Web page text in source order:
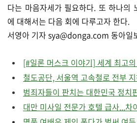
다는 마음자세가 필요하다. 또 하나의
에 대해서는 다음 회에 다루고자 한다.
서영아 기자 sya@donga.com 동아일
[#일론 머스크 이야기] 세계 최고
철도공단, 서울역 고속철로 전부
범죄자들이 판치는 대한민국 정
대만 미사일 전문가 호텔 급사...